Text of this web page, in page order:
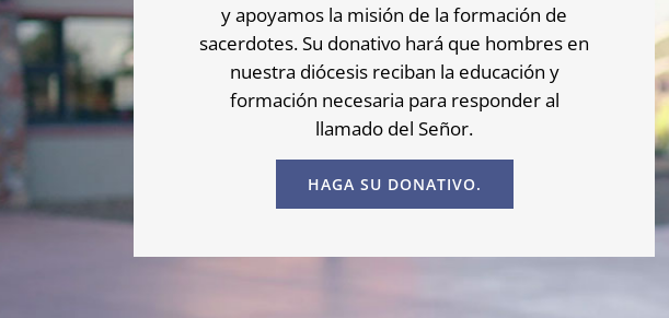
y apoyamos la misión de la formación de
sacerdotes. Su donativo hará que hombres en
nuestra diócesis reciban la educación y
formación necesaria para responder al
llamado del Señor.
HAGA SU DONATIVO.